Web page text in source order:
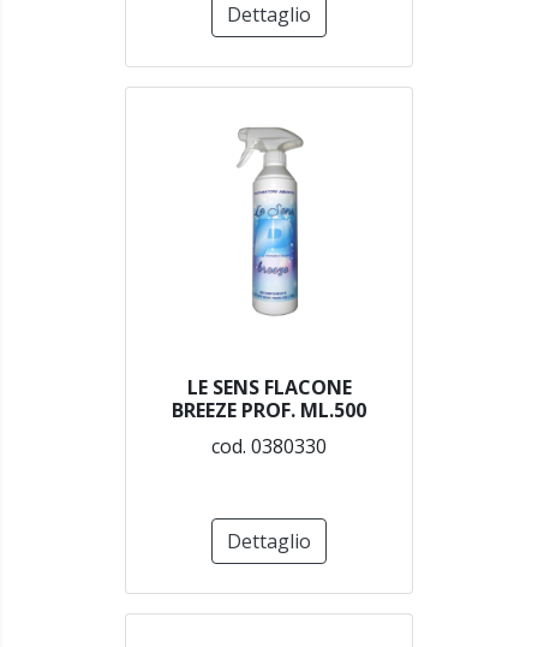
Dettaglio
LE SENS FLACONE
BREEZE PROF. ML.500
cod. 0380330
Dettaglio